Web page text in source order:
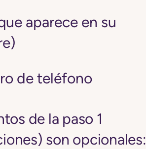
aparece en su
de teléfono
de la paso 1
son opcionales: